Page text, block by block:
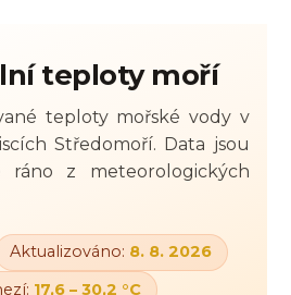
teploty moří
teploty mořské vody v
Středomoří. Data jsou
ráno z meteorologických
Aktualizováno: 8. 8. 2026
17,6 – 30,2 °C
21,0 °C